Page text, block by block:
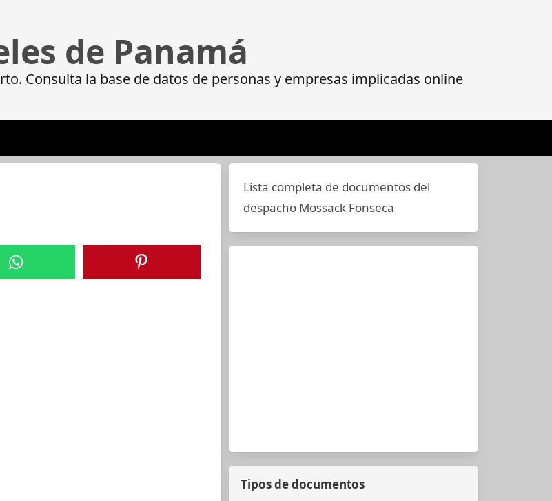
de Panamá
Consulta la base de datos de personas y empresas implicadas online
Lista completa de documentos del
despacho Mossack Fonseca
Tipos de documentos